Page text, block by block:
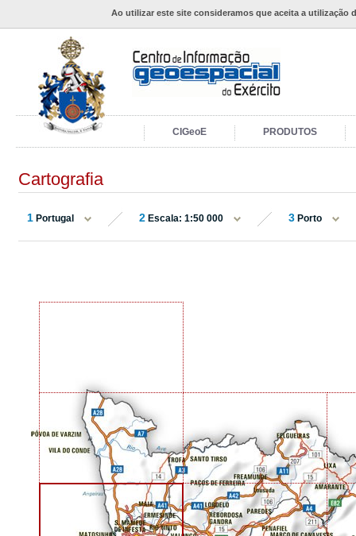
Ao utilizar este site consideramos que aceita a utilização
CIGeoE PRODUTOS
Cartografia
1 Portugal 2 Escala: 1:50 000 3 Porto